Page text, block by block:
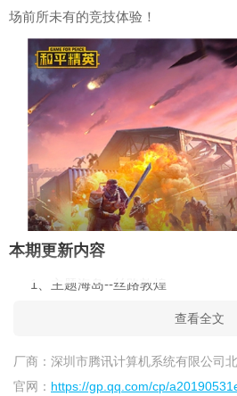
场前所未有的竞技体验！
本期更新内容
1、主题海岛--丝路敦煌
游戏亮点
查看全文
厂商： 深圳市腾讯计算机系统有限公司
官网： https://gp.qq.com/cp/